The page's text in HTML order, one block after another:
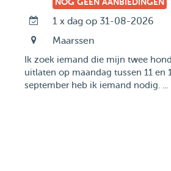
1 x dag op 31-08-2026
Maarssen
Ik zoek iemand die mijn twee
uitlaten op maandag tussen 11 en
september heb ik iemand nodig. ...